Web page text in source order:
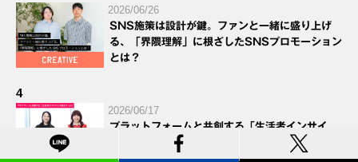
2026/06/26
SNS施策は設計が鍵。ファンと一緒に盛り上げ
る、「界隈理解」に根ざしたSNSプロモーション
とは？
4
2026/06/17
プラットフォームと共創する「生活者インサイ
ト」の捉え方 vol.2～ターゲットのタイムライン
を想像する。Instagramで求められる、生活に